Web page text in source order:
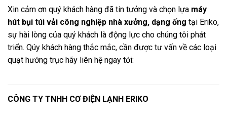
Xin cảm ơn quý khách hàng đã tin tưởng và chọn lựa máy
hút bụi túi vải công nghiệp nhà xưởng, dạng ống tại Eriko,
sự hài lòng của quý khách là động lực cho chúng tôi phát
triển. Qúy khách hàng thắc mắc, cần được tư vấn về các loại
quạt hướng trục hãy liên hệ ngay tới:
CÔNG TY TNHH CƠ ĐIỆN LẠNH ERIKO